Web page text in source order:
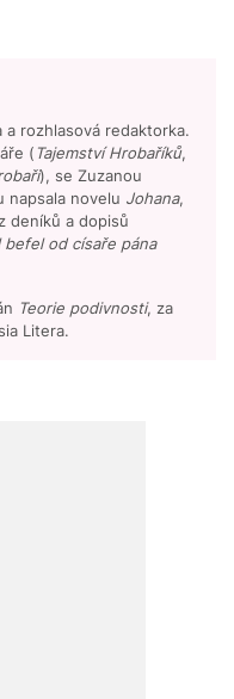
a rozhlasová redaktorka.
( Tajemství Hrobaříků,
), se Zuzanou
napsala novelu Johana,
deníků a dopisů
befel od císaře pána
Teorie podivnosti, za
Litera.